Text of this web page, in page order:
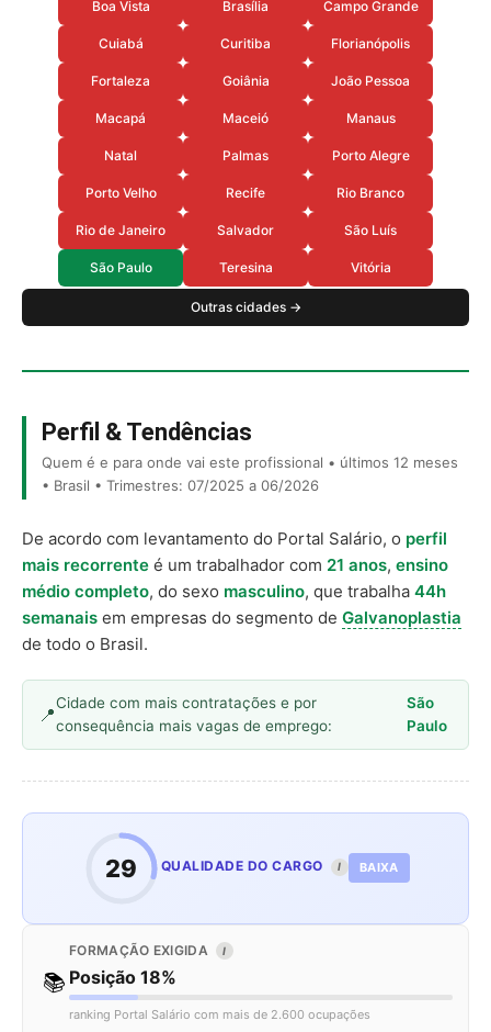
Boa Vista Brasília Campo Grande
Cuiabá Curitiba Florianópolis
Fortaleza Goiânia João Pessoa
Macapá Maceió Manaus
Natal Palmas Porto Alegre
Porto Velho Recife Rio Branco
Rio de Janeiro Salvador São Luís
São Paulo Teresina Vitória
Outras cidades →
Perfil & Tendências
Quem é e para onde vai este profissional • últimos 12 meses
• Brasil • Trimestres: 07/2025 a 06/2026
De acordo com levantamento do Portal Salário, o perfil
mais recorrente é um trabalhador com 21 anos, ensino
médio completo, do sexo masculino, que trabalha 44h
semanais em empresas do segmento de Galvanoplastia
de todo o Brasil.
Cidade com mais contratações e por
consequência mais vagas de emprego:
São
Paulo
29 QUALIDADE DO CARGO I BAIXA
📚
FORMAÇÃO EXIGIDA I
Posição 18%
ranking Portal Salário com mais de 2.600 ocupações